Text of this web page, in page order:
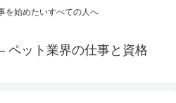
を始めたいすべての人へ
ペット業界の仕事と資格